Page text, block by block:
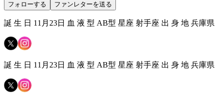
フォローする ファンレターを送る
誕 生 日 11月23日 血 液 型 AB型 星座 射手座 出 身 地 兵庫県
誕 生 日 11月23日 血 液 型 AB型 星座 射手座 出 身 地 兵庫県